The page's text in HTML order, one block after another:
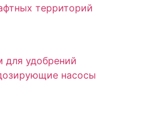
территорий
для удобрений
насосы